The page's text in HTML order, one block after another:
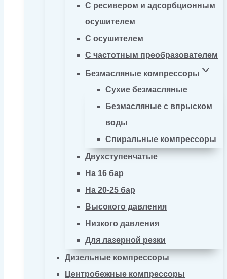
С ресивером и адсорбционным
осушителем
С осушителем
С частотным преобразователем
Безмасляные компрессоры
Сухие безмасляные
Безмасляные с впрыском
воды
Спиральные компрессоры
Двухступенчатые
На 16 бар
На 20-25 бар
Высокого давления
Низкого давления
Для лазерной резки
Дизельные компрессоры
Центробежные компрессоры